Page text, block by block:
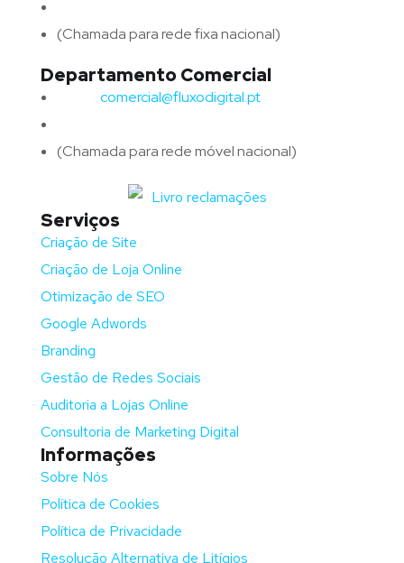
(Chamada para rede fixa nacional)
Departamento Comercial
comercial@fluxodigital.pt
(Chamada para rede móvel nacional)
Serviços
Criação de Site
Criação de Loja Online
Otimização de SEO
Google Adwords
Branding
Gestão de Redes Sociais
Auditoria a Lojas Online
Consultoria de Marketing Digital
Informações
Sobre Nós
Política de Cookies
Política de Privacidade
Resolução Alternativa de Litígios